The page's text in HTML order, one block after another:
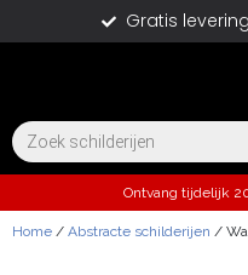
Gratis
Ontvang tijdelijk
Home / Abstracte schilderijen /